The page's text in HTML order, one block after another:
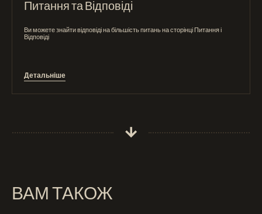
Питання та Відповіді
Ви можете знайти відповіді на більшість питань на сторінці Питання і
Відповіді
Детальніше
ВАМ ТАКОЖ